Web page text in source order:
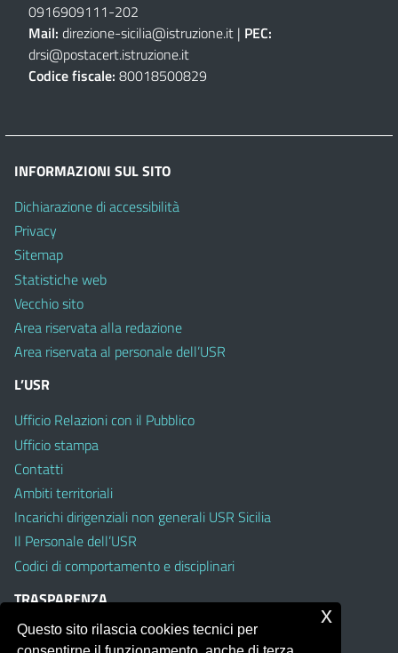
0916909111-202
Mail: direzione-sicilia@istruzione.it | PEC:
drsi@postacert.istruzione.it
Codice fiscale: 80018500829
INFORMAZIONI SUL SITO
Dichiarazione di accessibilità
Privacy
Sitemap
Statistiche web
Vecchio sito
Area riservata alla redazione
Area riservata al personale dell’USR
L’USR
Ufficio Relazioni con il Pubblico
Ufficio stampa
Contatti
Ambiti territoriali
Incarichi dirigenziali non generali USR Sicilia
Il Personale dell’USR
Codici di comportamento e disciplinari
TRASPARENZA
Albo on line
Questo sito rilascia cookies tecnici per
x